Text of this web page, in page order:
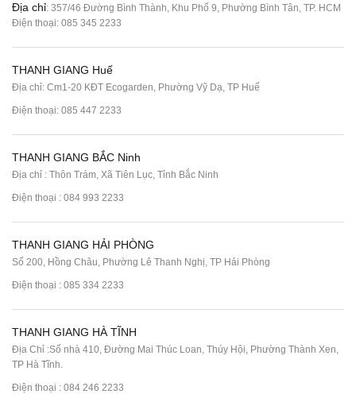
Địa chỉ: 357/46 Đường Bình Thành, Khu Phố 9, Phường Bình Tân, TP. HCM
Điện thoại: 085 345 2233
THANH GIANG Huế
Địa chỉ: Cm1-20 KĐT Ecogarden, Phường Vỹ Dạ, TP Huế
Điện thoại: 085 447 2233
THANH GIANG BẮC Ninh
Địa chỉ : Thôn Trám, Xã Tiên Lục, Tỉnh Bắc Ninh
Điện thoại : 084 993 2233
THANH GIANG HẢI PHÒNG
Số 200, Hồng Châu, Phường Lê Thanh Nghị, TP Hải Phòng
Điện thoại : 085 334 2233
THANH GIANG HÀ TĨNH
Địa Chỉ :Số nhà 410, Đường Mai Thúc Loan, Thúy Hội, Phường Thành Xen,
TP Hà Tĩnh.
Điện thoại : 084 246 2233